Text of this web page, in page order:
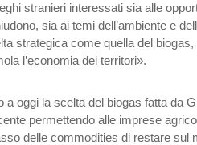
stranieri interessati sia alle
sia ai temi dell’ambiente e
strategica come quella del
l’economia dei territori».
a oggi la scelta del biogas fatta da
permettendo alle imprese
delle commodities di restare sul